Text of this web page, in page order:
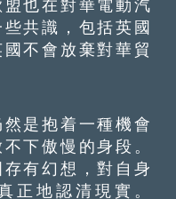
也在對華電動汽
共識，包括英國
不會放棄對華貿
是抱着一種機會
下傲慢的身段。
有幻想，對自身
正地認清現實。